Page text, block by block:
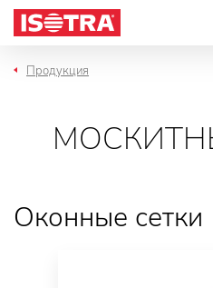
Перейти к содержанию
Продукция
Оконные сетки